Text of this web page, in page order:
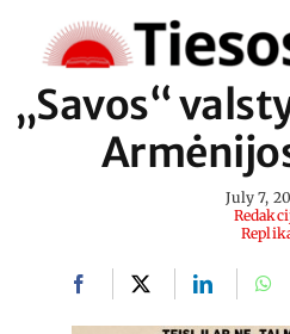
content
„Savos“
July 7,